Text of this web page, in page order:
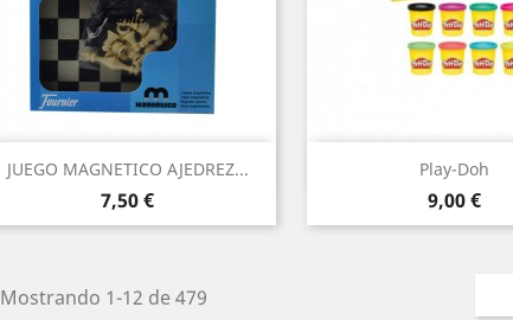
JUEGO MAGNETICO AJEDREZ...
Precio
7,50 €
Vista rápida Play-Doh
Precio
9,00 €
Vista rápida
Mostrando 1-12 de 479